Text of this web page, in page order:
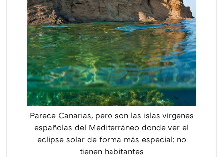
Parece Canarias, pero son las islas vírgenes
españolas del Mediterráneo donde ver el
eclipse solar de forma más especial: no
tienen habitantes